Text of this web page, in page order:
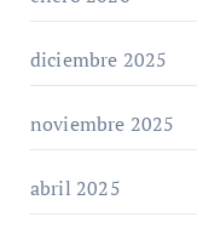
diciembre 2025
noviembre 2025
abril 2025